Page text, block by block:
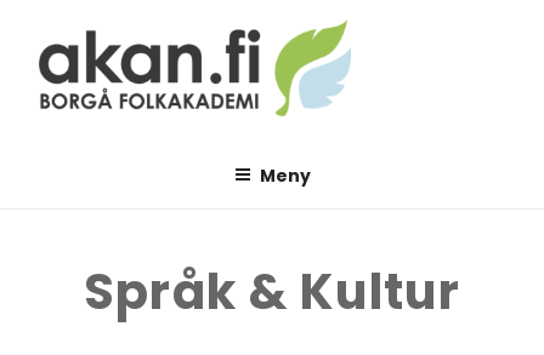
innehåll
Meny
Språk & Kultur